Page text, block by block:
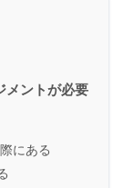
メントが必要
にある